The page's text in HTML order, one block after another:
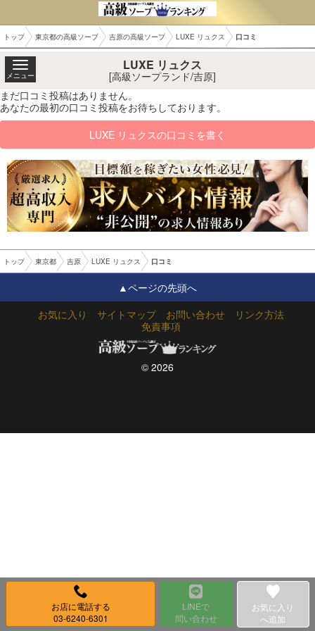
トップ 東京都の高級ソープ 吉原の高級ソープ LUXE リュクス 口コミ
メニュー
LUXE リュクス
[高級ソープランド/吉原]
まだ口コミ投稿はありません。
あなたの最初の口コミ投稿をお待ちしております。
LUXE リュクスの口コミを書く
トップ 東京都 吉原 LUXE リュクス 口コミ
▲ページの先頭へ
お気に入り
サイトマップ お問い合わせ
リンク方法
免責事項
© 2026
お店に電話する
03-6240-6301
LINEで
問い合わせ
お気に入り